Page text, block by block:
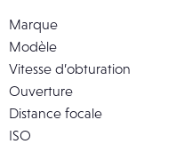
Marque
Modèle
Vitesse d’obturation
Ouverture
Distance focale
ISO